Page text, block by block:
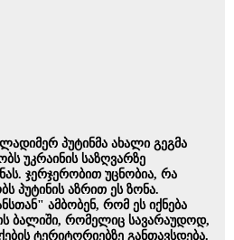
პუტინმა ახალი გეგმა
უკრაინის საზღვარზე
ჯერჯერობით უცნობია, რა
პუტინის აზრით ეს ზონა.
ამბობენ, რომ ეს იქნება
ბალიში, რომელიც სავარაუდოდ,
ტერიტორიებზე განთავსდება.